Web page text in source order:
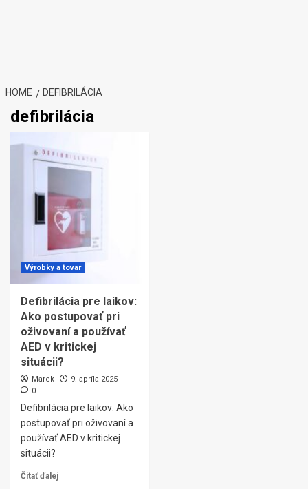
HOME DEFIBRILÁCIA
defibrilácia
Výrobky a tovar
Defibrilácia pre laikov:
Ako postupovať pri
oživovaní a používať
AED v kritickej
situácii?
Marek
9. apríla 2025
0
Defibrilácia pre laikov: Ako
postupovať pri oživovaní a
používať AED v kritickej
situácii?
Čítať ďalej